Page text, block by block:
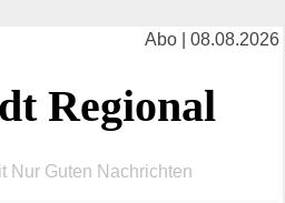
Abo | 08.08.2026
Regional
Nur Guten Nachrichten